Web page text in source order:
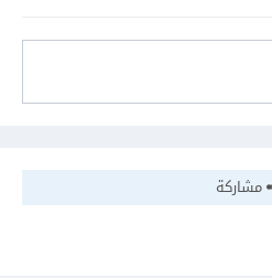
مشاركة